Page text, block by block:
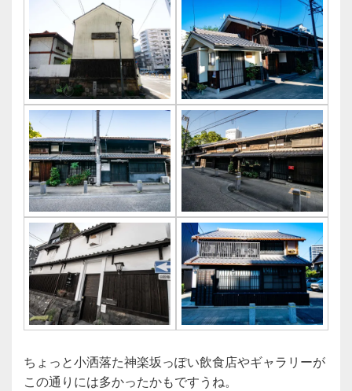
ちょっと小洒落た神楽坂っぽい飲食店やギャラリーが
この通りには多かったかもですうね。